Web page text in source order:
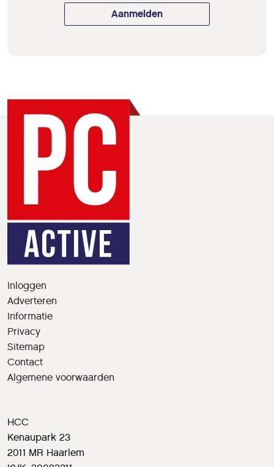
Aanmelden
Inloggen
Adverteren
Informatie
Privacy
Sitemap
Contact
Algemene voorwaarden
HCC
Kenaupark 23
2011 MR Haarlem